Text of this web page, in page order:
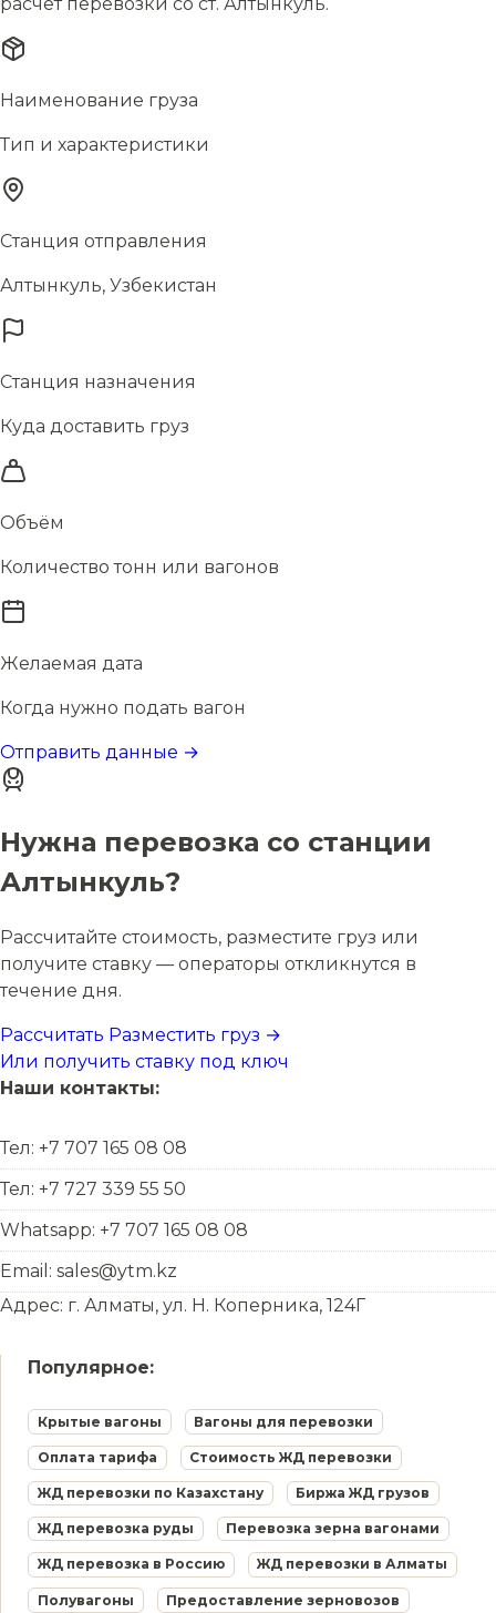
Наименование груза
Тип и характеристики
Станция отправления
Алтынкуль, Узбекистан
Станция назначения
Куда доставить груз
Объём
Количество тонн или вагонов
Желаемая дата
Когда нужно подать вагон
Отправить данные →
Нужна перевозка со станции
Алтынкуль?
Рассчитайте стоимость, разместите груз или
получите ставку — операторы откликнутся в
течение дня.
Рассчитать Разместить груз →
Или получить ставку под ключ
Наши контакты:
Тел: +7 707 165 08 08
Тел: +7 727 339 55 50
Whatsapp: +7 707 165 08 08
Email: sales@ytm.kz
Адрес: г. Алматы, ул. Н. Коперника, 124Г
Популярное:
Крытые вагоны Вагоны для перевозки
Оплата тарифа Стоимость ЖД перевозки
ЖД перевозки по Казахстану Биржа ЖД грузов
ЖД перевозка руды Перевозка зерна вагонами
ЖД перевозка в Россию ЖД перевозки в Алматы
Полувагоны Предоставление зерновозов